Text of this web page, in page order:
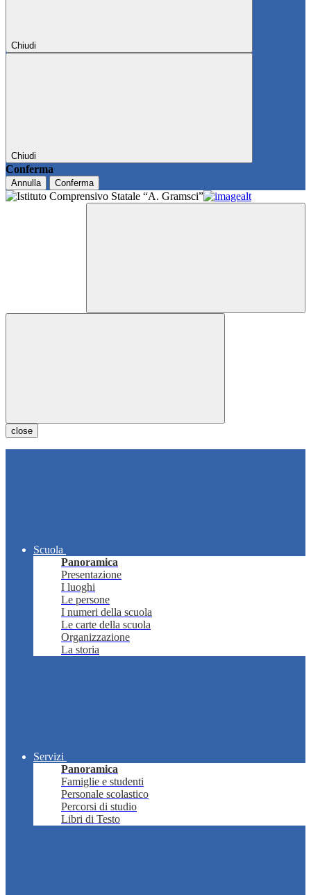
Chiudi
Chiudi
Conferma
Annulla Conferma
close
Scuola
Panoramica
Presentazione
I luoghi
Le persone
I numeri della scuola
Le carte della scuola
Organizzazione
La storia
Servizi
Panoramica
Famiglie e studenti
Personale scolastico
Percorsi di studio
Libri di Testo